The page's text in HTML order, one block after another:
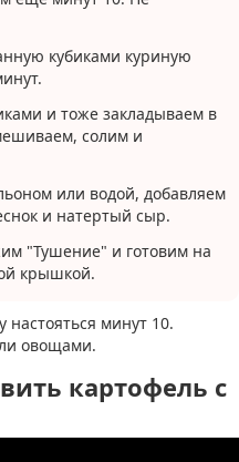
кубиками куриную
и тоже закладываем в
солим и
или водой, добавляем
и натертый сыр.
"Тушение" и готовим на
крышкой.
настояться минут 10.
овощами.
картофель с